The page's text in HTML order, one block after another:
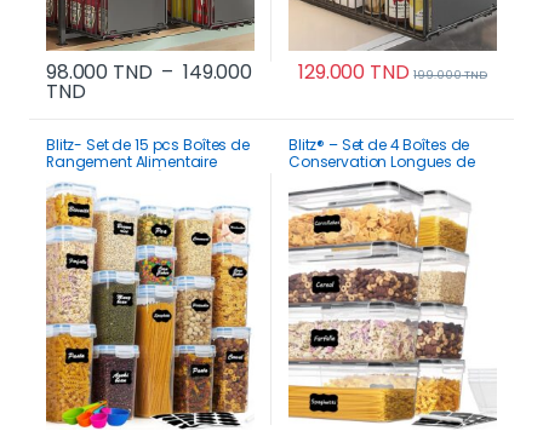
98.000 TND – 149.000
TNDPlage de prix : 98.000 TND à 149.000 TND
129.000 TND 199.000TND
Blitz- Set de 15 pcs Boîtes de
Rangement Alimentaire
Hermétiques + Étiquettes
stylo Cuisine Placard
Blitz® – Set de 4 Boîtes de
Conservation Longues de
Haute Qualité Alimentaire
Hermétiques Pour Cuisine